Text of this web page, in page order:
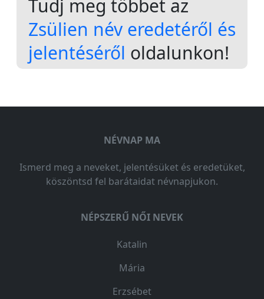
Tudj meg többet az
Zsülien név eredetéről és
jelentéséről oldalunkon!
NÉVNAP MA
Ismerd meg a neveket, jelentésüket és eredetüket,
köszöntsd fel barátaidat névnapjukon.
NÉPSZERŰ NŐI NEVEK
Katalin
Mária
Erzsébet